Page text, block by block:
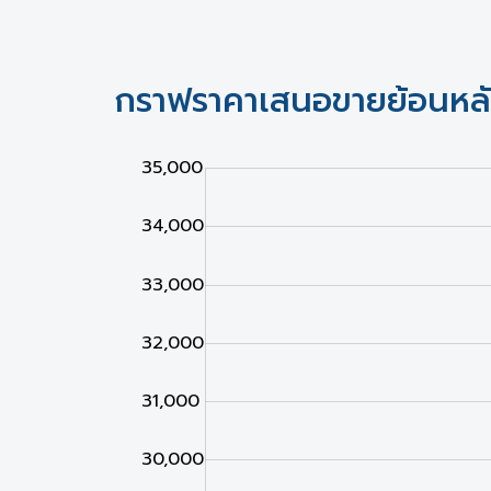
กราฟราคาเสนอขายย้อนห
25,000
30,000
31,000
32,000
33,000
34,000
35,000